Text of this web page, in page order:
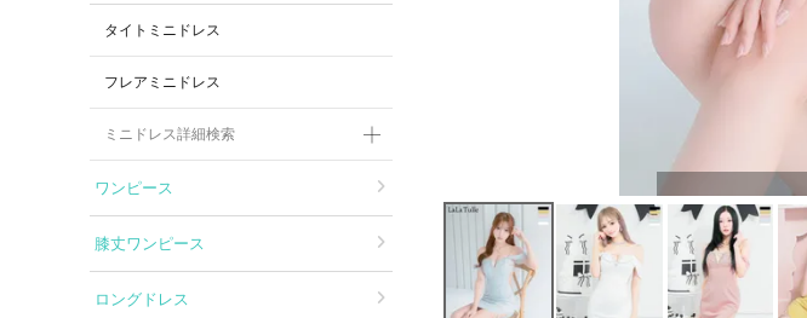
タイトミニドレス
フレアミニドレス
ミニドレス詳細検索
ワンピース
膝丈ワンピース
ロングドレス